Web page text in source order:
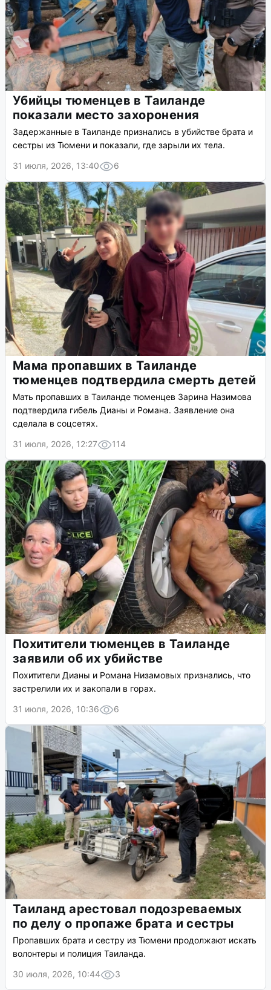
Убийцы тюменцев в Таиланде
показали место захоронения
Задержанные в Таиланде признались в убийстве брата и
сестры из Тюмени и показали, где зарыли их тела.
31 июля, 2026, 13:40
6
Мама пропавших в Таиланде
тюменцев подтвердила смерть детей
Мать пропавших в Таиланде тюменцев Зарина Назимова
подтвердила гибель Дианы и Романа. Заявление она
сделала в соцсетях.
31 июля, 2026, 12:27
114
Похитители тюменцев в Таиланде
заявили об их убийстве
Похитители Дианы и Романа Низамовых признались, что
застрелили их и закопали в горах.
31 июля, 2026, 10:36
6
Таиланд арестовал подозреваемых
по делу о пропаже брата и сестры
Пропавших брата и сестру из Тюмени продолжают искать
волонтеры и полиция Таиланда.
30 июля, 2026, 10:44
3